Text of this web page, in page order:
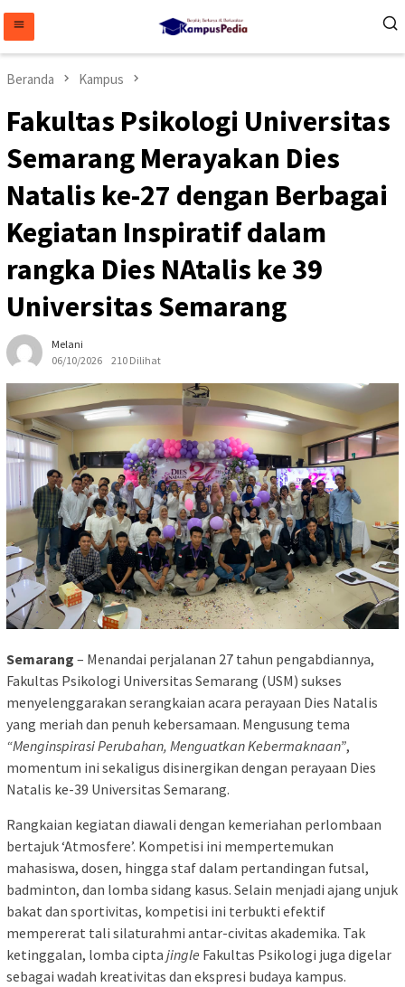
konten
Beranda Kampus
Fakultas Psikologi Universitas
Semarang Merayakan Dies
Natalis ke-27 dengan Berbagai
Kegiatan Inspiratif dalam
rangka Dies NAtalis ke 39
Universitas Semarang
Melani
06/10/2026
210 Dilihat
Semarang – Menandai perjalanan 27 tahun pengabdiannya,
Fakultas Psikologi Universitas Semarang (USM) sukses
menyelenggarakan serangkaian acara perayaan Dies Natalis
yang meriah dan penuh kebersamaan. Mengusung tema
“Menginspirasi Perubahan, Menguatkan Kebermaknaan”,
momentum ini sekaligus disinergikan dengan perayaan Dies
Natalis ke-39 Universitas Semarang.
Rangkaian kegiatan diawali dengan kemeriahan perlombaan
bertajuk ‘Atmosfere’. Kompetisi ini mempertemukan
mahasiswa, dosen, hingga staf dalam pertandingan futsal,
badminton, dan lomba sidang kasus. Selain menjadi ajang unjuk
bakat dan sportivitas, kompetisi ini terbukti efektif
mempererat tali silaturahmi antar-civitas akademika. Tak
ketinggalan, lomba cipta jingle Fakultas Psikologi juga digelar
sebagai wadah kreativitas dan ekspresi budaya kampus.